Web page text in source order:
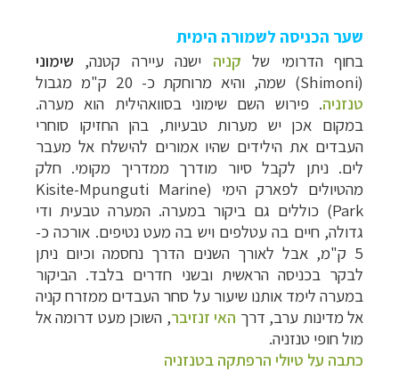
שער הכניסה לשמורה הימית
בחוף הדרומי של קניה ישנה עיירה קטנה, שימוני
(
Shimoni) שמה, והיא מרוחקת כ- 20 ק"מ מגבול
טנזניה. פירוש השם שימוני בסוואהילית הוא מערה.
במקום אכן יש מערות טבעיות, בהן החזיקו סוחרי
העבדים את הילידים שהיו אמורים להישלח אל מעבר
לים. ניתן לקבל סיור מודרך ממדריך מקומי. חלק
מהטיולים לפארק הימי (Kisite-Mpunguti Marine
Park) כוללים גם ביקור במערה. המערה טבעית ודי
גדולה, חיים בה עטלפים ויש בה מעט נטיפים. אורכה כ-
5 ק"מ, אבל לאורך השנים הדרך נחסמה וכיום ניתן
לבקר בכניסה הראשית ובשני חדרים בלבד. הביקור
במערה לימד אותנו שיעור על סחר העבדים ממזרח קניה
אל מדינות ערב, דרך האי זנזיבר, השוכן מעט דרומה אל
מול חופי טנזניה.
כתבה על טיולי הרפתקה בטנזניה